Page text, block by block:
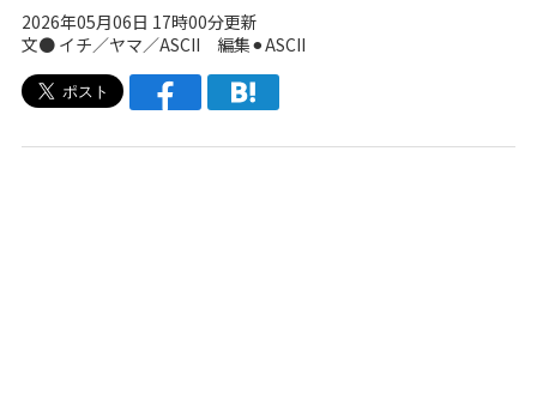
2026年05月06日 17時00分更新
文● イチ／ヤマ／ASCII 編集⚫︎ASCII